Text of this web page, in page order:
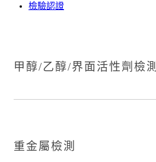
檢驗認證
甲醇/乙醇/界面活性劑檢測
重金屬檢測